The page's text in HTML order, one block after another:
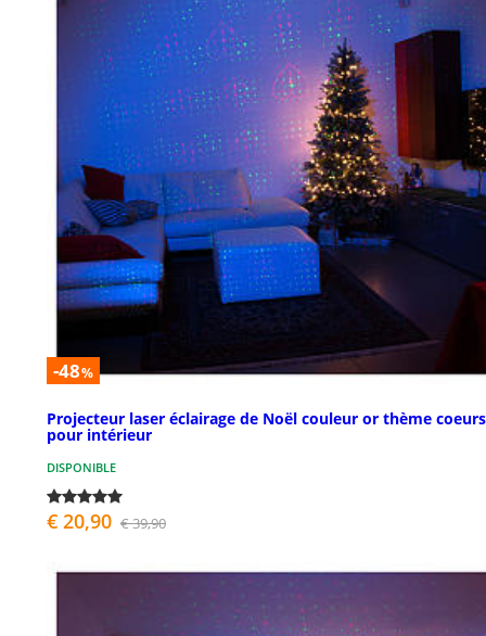
-48%
Projecteur laser éclairage de Noël couleur or thème coeurs
pour intérieur
DISPONIBLE
€ 20,90 € 39,90